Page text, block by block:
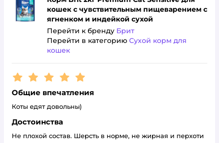
кошек с чувствительным пищеварением с
ягненком и индейкой сухой
Перейти к бренду Брит
Перейти в категорию Сухой корм для
кошек
Рейтинг:5
Общие впечатления
Коты едят довольны)
Достоинства
Не плохой состав. Шерсть в норме, не жирная и перхоти